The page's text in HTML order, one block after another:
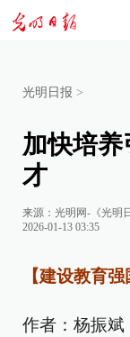
光明日报 >
加快培养
才
来源： 光明网-《光明
2026-01-13 03:35
【建设教育强
作者：杨振斌